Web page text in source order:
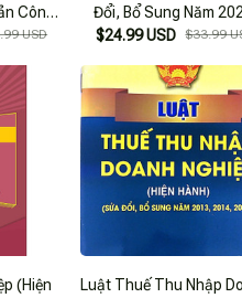
Công
- Chế
Tổ
USD
Đổi, Bổ Sung Năm
2025)
$24.99 USD $33.99
(Hiện
Luật Thuế Thu Nhập